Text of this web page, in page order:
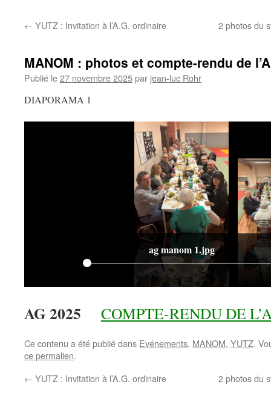
← YUTZ : Invitation à l’A.G. ordinaire 2 photos du
MANOM : photos et compte-rendu de
Publié le27 novembre 2025par jean-luc Rohr
DIAPORAMA 1
ag manom 1.jpg
AG 2025 COMPTE-RENDU DE
Ce contenu a été publié dans Evénements, MANOM, YUTZ.
ce permalien.
← YUTZ : Invitation à l’A.G. ordinaire 2 photos du